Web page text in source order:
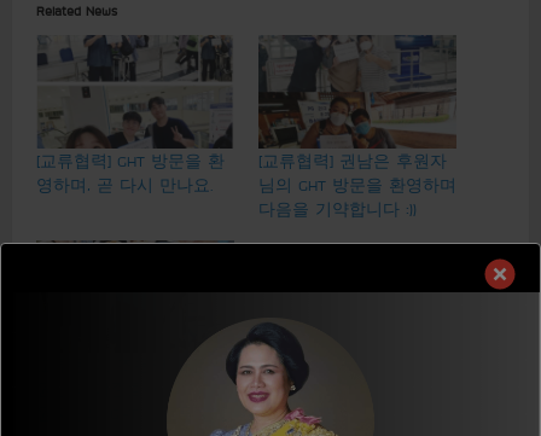
Related News
[교류협력] GHT 방문을 환
영하며, 곧 다시 만나요.
[교류협력] 권남은 후원자
님의 GHT 방문을 환영하며
다음을 기약합니다 :))
[교류협력] 조은영 자문위
원님과 이준호-한광희 후
원자님의 GHT 방문을 환영